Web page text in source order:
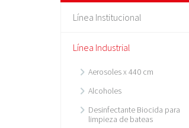
Línea Institucional
Línea Industrial
Aerosoles x 440 cm
Alcoholes
Desinfectante Biocida para
limpieza de bateas